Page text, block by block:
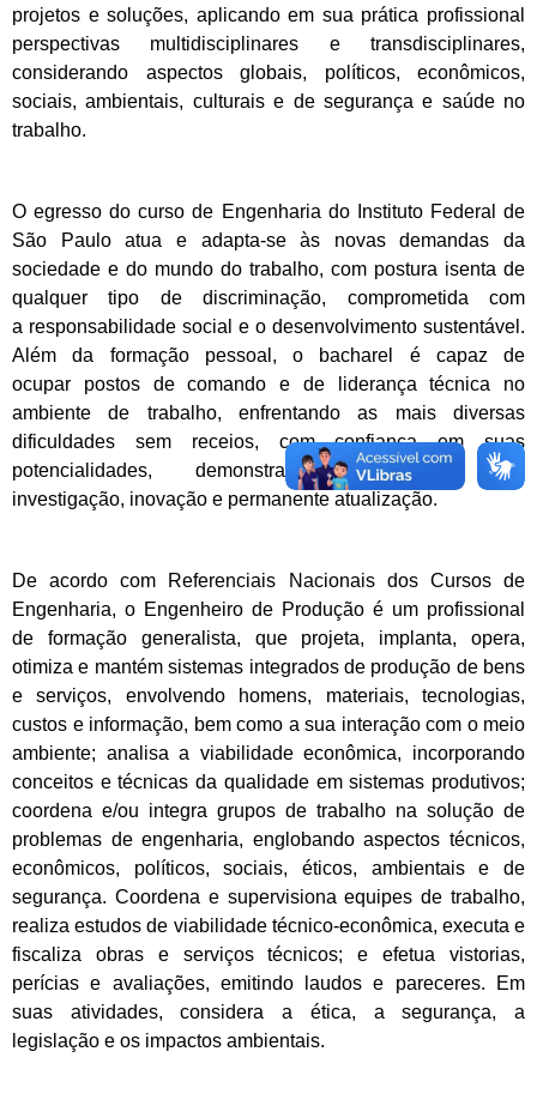
projetos e soluções, aplicando em sua prática profissional
perspectivas multidisciplinares e transdisciplinares,
considerando aspectos globais, políticos, econômicos,
sociais, ambientais, culturais e de segurança e saúde no
trabalho.
O egresso do curso de Engenharia do Instituto Federal de
São Paulo atua e adapta-se às novas demandas da
sociedade e do mundo do trabalho, com postura isenta de
qualquer tipo de discriminação, comprometida com
a responsabilidade social e o desenvolvimento sustentável.
Além da formação pessoal, o bacharel é capaz de
ocupar postos de comando e de liderança técnica no
ambiente de trabalho, enfrentando as mais diversas
dificuldades sem receios, com confiança em suas
potencialidades, demonstrando capacidade de
investigação, inovação e permanente atualização.
De acordo com Referenciais Nacionais dos Cursos de
Engenharia, o Engenheiro de Produção é um profissional
de formação generalista, que projeta, implanta, opera,
otimiza e mantém sistemas integrados de produção de bens
e serviços, envolvendo homens, materiais, tecnologias,
custos e informação, bem como a sua interação com o meio
ambiente; analisa a viabilidade econômica, incorporando
conceitos e técnicas da qualidade emsistemas produtivos;
coordena e/ou integra grupos de trabalho na solução de
problemas de engenharia, englobandoaspectos técnicos,
econômicos, políticos, sociais, éticos, ambientais e de
segurança. Coordena e supervisionaequipes de trabalho,
realiza estudos de viabilidade técnico-econômica, executa e
fiscaliza obras e serviços técnicos;e efetua vistorias,
perícias e avaliações, emitindo laudos e pareceres. Em
suas atividades, considera a ética, asegurança, a
legislação e os impactos ambientais.